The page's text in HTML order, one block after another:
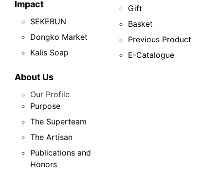
Impact
SEKEBUN
Dongko Market
Kalis Soap
Gift
Basket
Previous Product
E-Catalogue
About Us
Our Profile
Purpose
The Superteam
The Artisan
Publications and
Honors